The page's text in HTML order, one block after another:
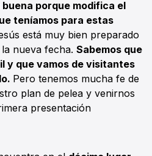
porque modifica el
teníamos para estas
está muy bien preparado
nueva fecha. Sabemos que
y que vamos de visitantes
Pero tenemos mucha fe de
plan de pelea y venirnos
presentación